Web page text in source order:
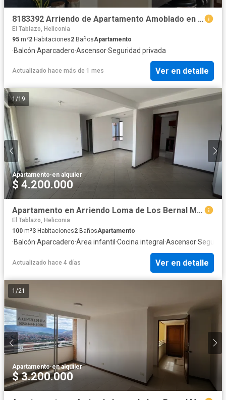
8183392 Arriendo de Apartamento Amoblado en Laureles
El Tablazo, Heliconia
95 m²2 Habitaciones2 BañosApartamento
·Balcón·Aparcadero·Ascensor·Seguridad privada
Actualizado hace más de 1 mes Ver en detalle
1/19
Apartamento·en alquiler
$ 4.200.000
Apartamento en Arriendo Loma de Los Bernal Medellín
El Tablazo, Heliconia
100 m²3 Habitaciones2 BañosApartamento
·Balcón·Aparcadero·Área infantil ·Cocina integral ·Ascensor·
Actualizado hace 4 días Ver en detalle
1 /21
Apartamento·en alquiler
$ 3.200.000